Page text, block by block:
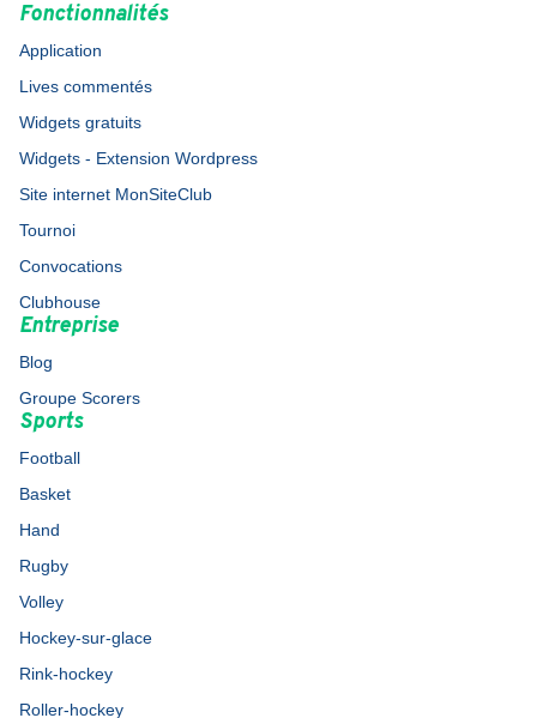
Fonctionnalités
Application
Lives commentés
Widgets gratuits
Widgets - Extension Wordpress
Site internet MonSiteClub
Tournoi
Convocations
Clubhouse
Entreprise
Blog
Groupe Scorers
Sports
Football
Basket
Hand
Rugby
Volley
Hockey-sur-glace
Rink-hockey
Roller-hockey